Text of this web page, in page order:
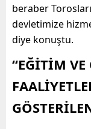
beraber
devletimize
diye konuştu.
“EĞİTİM VE